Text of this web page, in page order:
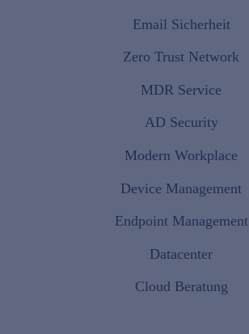
Email Sicherheit
Zero Trust Network
MDR Service
AD Security
Modern Workplace
Device Management
Endpoint Management
Datacenter
Cloud Beratung